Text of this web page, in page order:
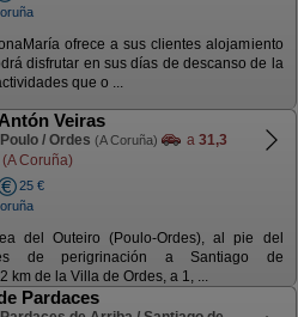
ofrece a sus clientes alojamiento
disfrutar en sus días de descanso de la
que o ...
Veiras
Poulo / Ordes (A Coruña) a 31,3
Coruña)
25 €
del Outeiro (Poulo-Ordes), al pie del
de perigrinación a Santiago de
km de la Villa de Ordes, a 1, ...
Pardaces